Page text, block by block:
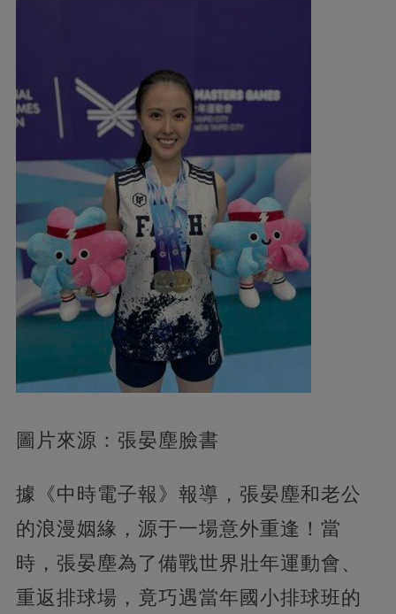
圖片來源：張晏塵臉書
據《中時電子報》報導，張晏塵和老公
的浪漫姻緣，源于一場意外重逢！當
時，張晏塵為了備戰世界壯年運動會、
重返排球場，竟巧遇當年國小排球班的